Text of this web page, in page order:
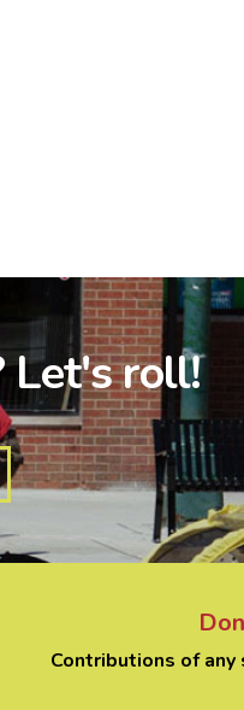
Let's roll!
Contributions of any